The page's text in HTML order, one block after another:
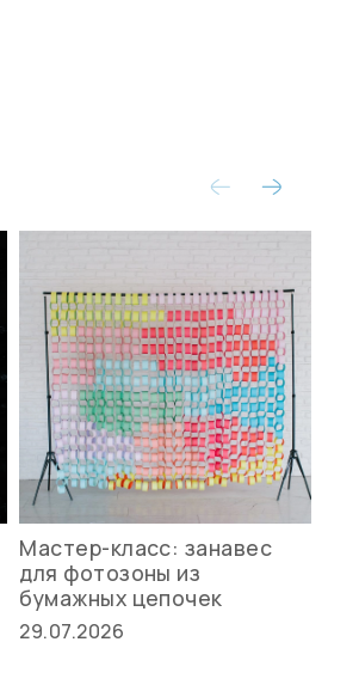
Мастер-класс: занавес
для фотозоны из
бумажных цепочек
29.07.2026